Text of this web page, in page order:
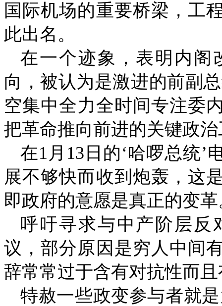
国际机场的重要桥梁，工
此出名。
在一个迹象，表明内阁
向，被认为是激进的前副
空集中全力全时间专注委
把革命推向前进的关键政
在1 月 13 日的‘哈啰总统’
展不够快而收到炮轰，这
即政府的意愿是真正的变
呼吁寻求与中产阶层反
议，部分原因是穷人中间
辞常常过于含有对抗性而
特赦一些政变参与者就